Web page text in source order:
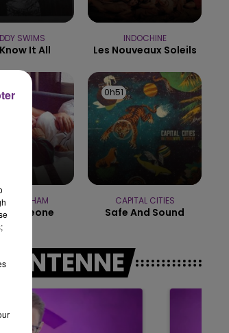
- 15h00
POP
SWIMS
It All
INDOCHINE
Les Nouveaux Soleils
GRAHAM
Someone
0h51
0h51
CAPITAL CITIES
Safe And Sound